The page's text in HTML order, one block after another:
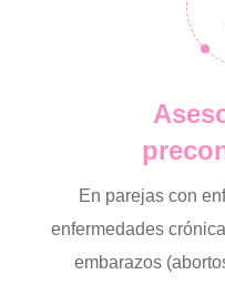
En parejas con
enfermedades
embarazos